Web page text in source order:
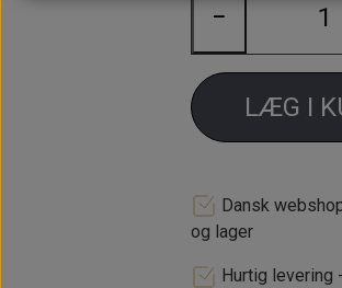
−
LÆG I
Dansk
og lager
Hurtig